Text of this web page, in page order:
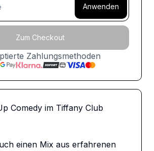
Anwenden
Zum Checkout
Zahlungsmethoden
Comedy im Tiffany Club
einen Mix aus erfahrenen